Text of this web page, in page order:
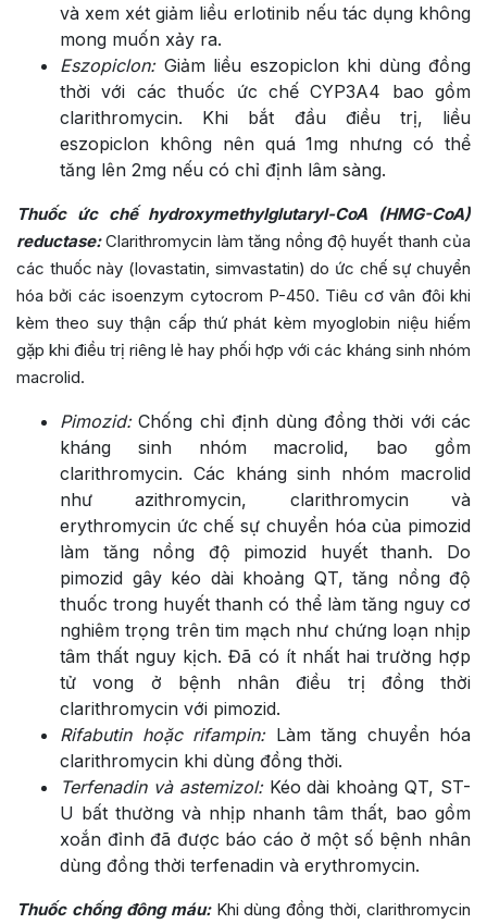
và xem xét giảm liều erlotinib nếu tác dụng không
mong muốn xảy ra.
Eszopiclon:Giảm liều eszopiclon khi dùng đồng
thời với các thuốc ức chế CYP3A4 bao gồm
clarithromycin. Khi bắt đầu điều trị, liều
eszopiclon không nên quá 1mg nhưng có thể
tăng lên 2mg nếu có chỉ định lâm sàng.
Thuốc ức chế hydroxymethylglutaryl-CoA (HMG-CoA)
reductase:Clarithromycin làm tăng nồng độ huyết thanh của
các thuốc này (lovastatin, simvastatin) do ức chế sự chuyển
hóa bởi các isoenzym cytocrom P-450. Tiêu cơ vân đôi khi
kèm theo suy thận cấp thứ phát kèm myoglobin niệu hiếm
gặp khi điều trị riêng lẻ hay phối hợp với các kháng sinh nhóm
macrolid.
Pimozid:Chống chỉ định dùng đồng thời với các
kháng sinh nhóm macrolid, bao gồm
clarithromycin. Các kháng sinh nhóm macrolid
như azithromycin, clarithromycin và
erythromycin ức chế sự chuyển hóa của pimozid
làm tăng nồng độ pimozid huyết thanh. Do
pimozid gây kéo dài khoảng QT, tăng nồng độ
thuốc trong huyết thanh có thể làm tăng nguy cơ
nghiêm trọng trên tim mạch như chứng loạn nhịp
tâm thất nguy kịch. Đã có ít nhất hai trường hợp
tử vong ở bệnh nhân điều trị đồng thời
clarithromycin với pimozid.
Rifabutin hoặc rifampin:Làm tăng chuyển hóa
clarithromycin khi dùng đồng thời.
Terfenadin và astemizol:Kéo dài khoảng QT, ST-
U bất thường và nhịp nhanh tâm thất, bao gồm
xoắn đỉnh đã được báo cáo ở một số bệnh nhân
dùng đồng thời terfenadin và erythromycin.
Thuốc chống đông máu:Khi dùng đồng thời, clarithromycin